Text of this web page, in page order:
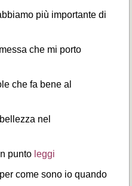
più importante di
che mi porto
che fa bene al
nel
punto leggi
come sono io quando